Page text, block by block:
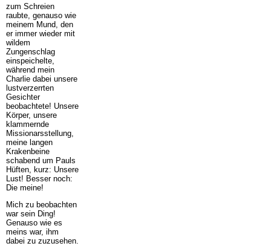
zum Schreien
raubte, genauso wie
meinem Mund, den
er immer wieder mit
wildem
Zungenschlag
einspeichelte,
während mein
Charlie dabei unsere
lustverzerrten
Gesichter
beobachtete! Unsere
Körper, unsere
klammernde
Missionarsstellung,
meine langen
Krakenbeine
schabend um Pauls
Hüften, kurz: Unsere
Lust! Besser noch:
Die meine!
Mich zu beobachten
war sein Ding!
Genauso wie es
meins war, ihm
dabei zu zuzusehen.